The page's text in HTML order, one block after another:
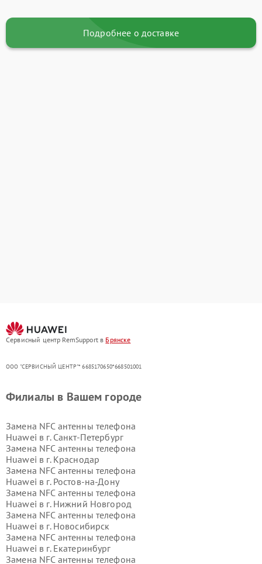
Подробнее о доставке
Сервисный центр RemSupport в Брянске
ООО "СЕРВИСНЫЙ ЦЕНТР"* 6685170650*668501001
Филиалы в Вашем городе
Замена NFC антенны телефона
Huawei в г. Санкт-Петербург
Замена NFC антенны телефона
Huawei в г. Краснодар
Замена NFC антенны телефона
Huawei в г. Ростов-на-Дону
Замена NFC антенны телефона
Huawei в г. Нижний Новгород
Замена NFC антенны телефона
Huawei в г. Новосибирск
Замена NFC антенны телефона
Huawei в г. Екатеринбург
Замена NFC антенны телефона